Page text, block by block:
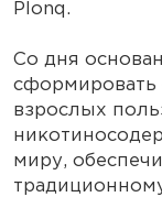
Plonq.
Со дня
сформировать
взрослых
миру,